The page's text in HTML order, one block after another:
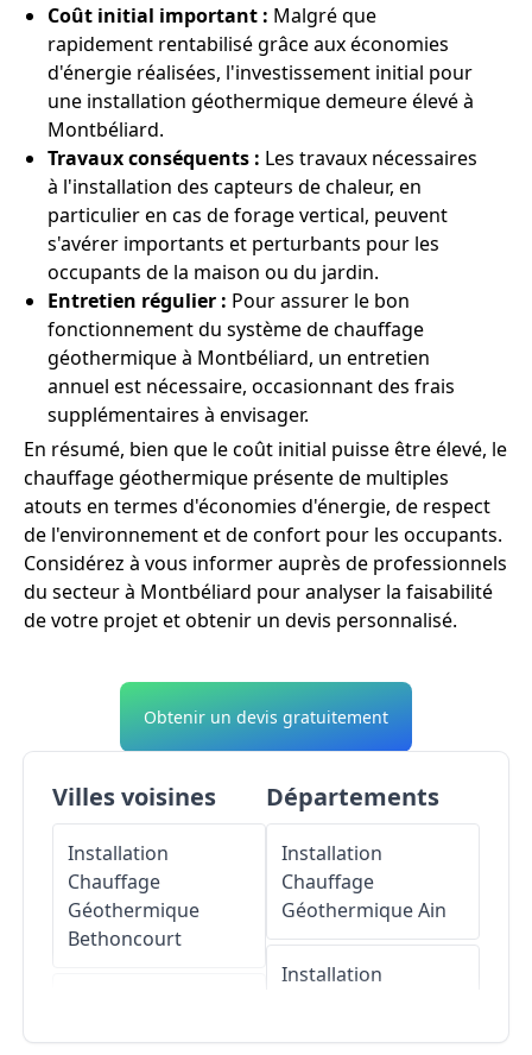
Coût initial important : Malgré que
rapidement rentabilisé grâce aux économies
d'énergie réalisées, l'investissement initial pour
une installation géothermique demeure élevé à
Montbéliard.
Travaux conséquents : Les travaux nécessaires
à l'installation des capteurs de chaleur, en
particulier en cas de forage vertical, peuvent
s'avérer importants et perturbants pour les
occupants de la maison ou du jardin.
Entretien régulier : Pour assurer le bon
fonctionnement du système de chauffage
géothermique à Montbéliard, un entretien
annuel est nécessaire, occasionnant des frais
supplémentaires à envisager.
En résumé, bien que le coût initial puisse être élevé, le
chauffage géothermique présente de multiples
atouts en termes d'économies d'énergie, de respect
de l'environnement et de confort pour les occupants.
Considérez à vous informer auprès de professionnels
du secteur à Montbéliard pour analyser la faisabilité
de votre projet et obtenir un devis personnalisé.
Obtenir un devis gratuitement
Villes voisines
Installation
Chauffage
Géothermique
Bethoncourt
Départements
Installation
Chauffage
GéothermiqueAin
Installation